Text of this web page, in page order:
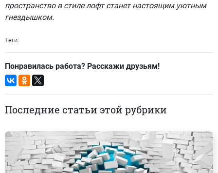
пространство в стиле лофт станет настоящим уютным
гнездышком.
Теги:
Понравилась работа? Расскажи друзьям!
Последние статьи этой рубрики